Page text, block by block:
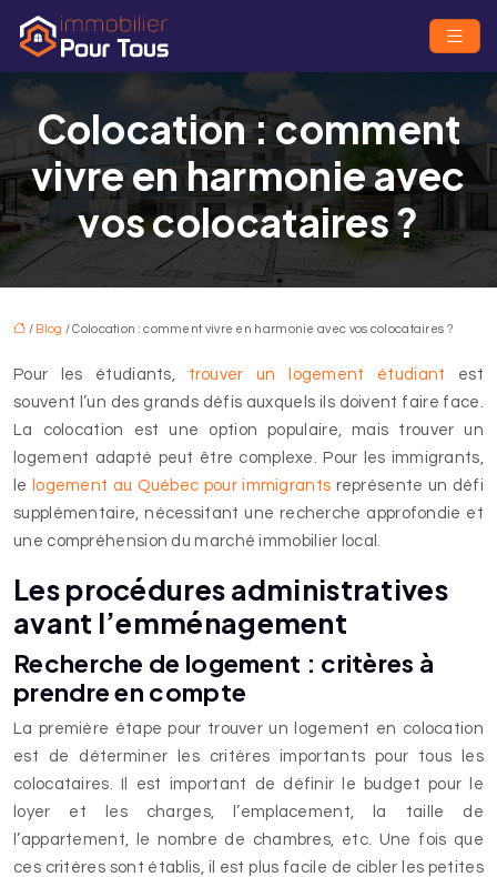
Colocation : comment
vivre en harmonie avec
vos colocataires ?
/ Blog / Colocation : comment vivre en harmonie avec vos colocataires ?
Pour les étudiants, trouver un logement étudiant
est
souvent l’un des grands défis auxquels ils doivent faire face.
La colocation est une option populaire, mais trouver un
logement adapté peut être complexe. Pour les immigrants,
le logement au Québec pour immigrants représente un défi
supplémentaire, nécessitant une recherche approfondie et
une compréhension du marché immobilier local.
Les procédures administratives
avant l’emménagement
Recherche de logement : critères à
prendre en compte
La première étape pour trouver un logement en colocation
est de déterminer les critères importants pour tous les
colocataires. Il est important de définir le budget pour le
loyer et les charges, l’emplacement, la taille de
l’appartement, le nombre de chambres, etc. Une fois que
ces critères sont établis, il est plus facile de cibler les petites